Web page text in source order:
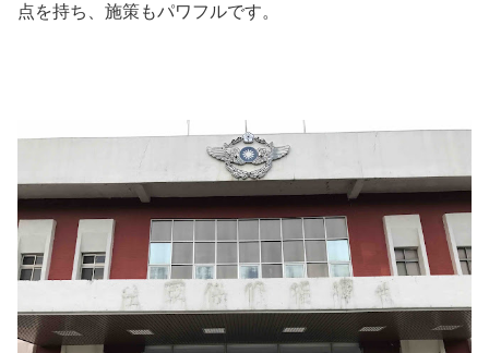
点を持ち、施策もパワフルです。